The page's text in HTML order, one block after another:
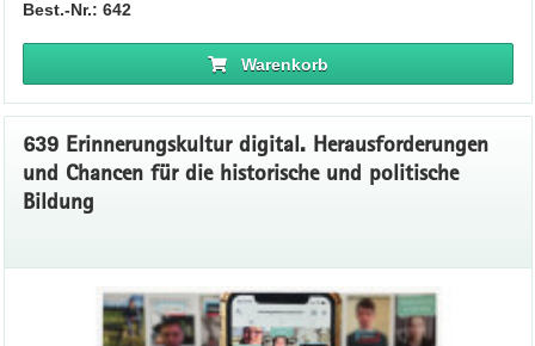
Best.-Nr.: 642
Warenkorb
639 Erinnerungskultur digital. Herausforderungen
und Chancen für die historische und politische
Bildung